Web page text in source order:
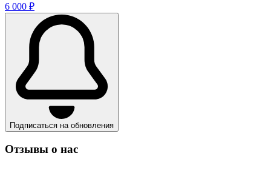
6 000 ₽
Подписаться на обновления
Отзывы о нас